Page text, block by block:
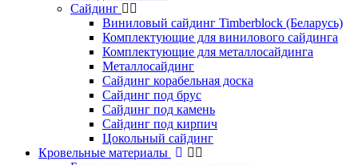
Сайдинг
Виниловый сайдинг Timberblock (Беларусь)
Комплектующие для винилового сайдинга
Комплектующие для металлосайдинга
Металлосайдинг
Сайдинг корабельная доска
Сайдинг под брус
Сайдинг под камень
Сайдинг под кирпич
Цокольный сайдинг
Кровельные материалы